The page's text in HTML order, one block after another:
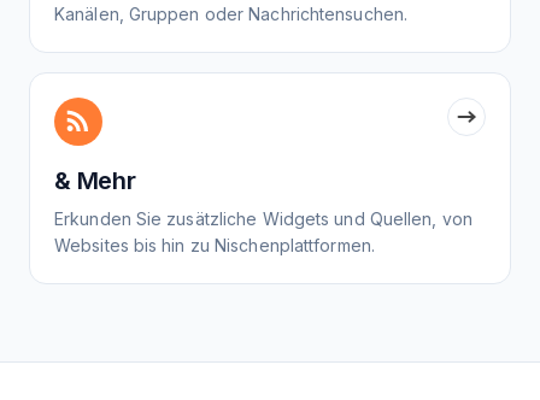
Kanälen, Gruppen oder Nachrichtensuchen.
& Mehr
Erkunden Sie zusätzliche Widgets und Quellen, von
Websites bis hin zu Nischenplattformen.